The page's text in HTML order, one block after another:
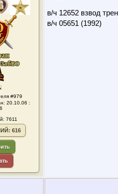
#979
20.10.06 :
7611
616
в/ч 12652 взвод
в/ч 05651 (1992)